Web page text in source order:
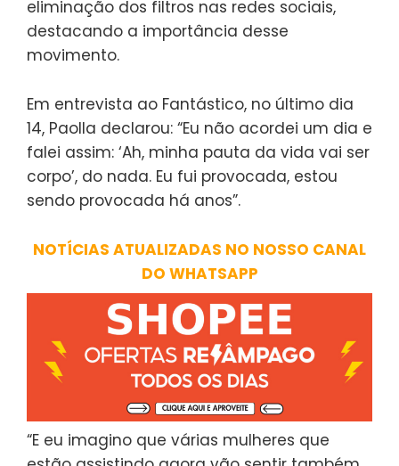
eliminação dos filtros nas redes sociais,
destacando a importância desse
movimento.
Em entrevista ao Fantástico, no último dia
14, Paolla declarou: “Eu não acordei um dia e
falei assim: ‘Ah, minha pauta da vida vai ser
corpo’, do nada. Eu fui provocada, estou
sendo provocada há anos”.
NOTÍCIAS ATUALIZADAS NO NOSSO CANAL
DO WHATSAPP
“E eu imagino que várias mulheres que